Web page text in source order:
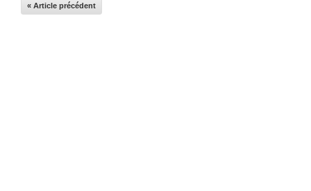
« Article précédent